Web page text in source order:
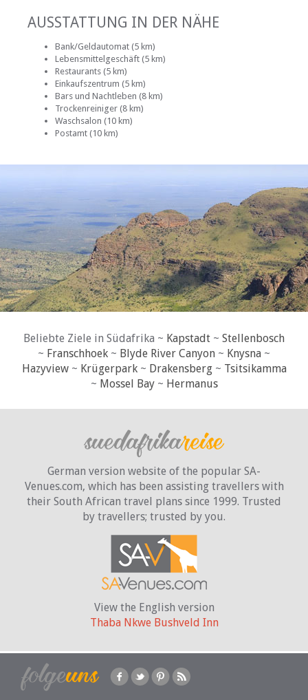
AUSSTATTUNG IN DER NÄHE
Bank/Geldautomat (5 km)
Lebensmittelgeschäft (5 km)
Restaurants (5 km)
Einkaufszentrum (5 km)
Bars und Nachtleben (8 km)
Trockenreiniger (8 km)
Waschsalon (10 km)
Postamt (10 km)
Beliebte Ziele in Südafrika ~ Kapstadt ~ Stellenbosch
~ Franschhoek ~ Blyde River Canyon ~ Knysna ~
Hazyview~ Krügerpark~ Drakensberg~ Tsitsikamma
~ Mossel Bay~ Hermanus
German version website of the popular SA-
Venues.com, which has been assisting travellers with
their South African travel plans since 1999. Trusted
by travellers; trusted by you.
View the English version
Thaba Nkwe Bushveld Inn